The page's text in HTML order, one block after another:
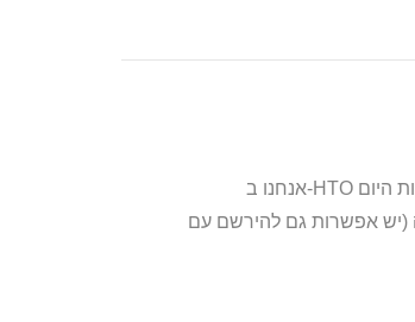
(יש אפשרות גם להירשם עם